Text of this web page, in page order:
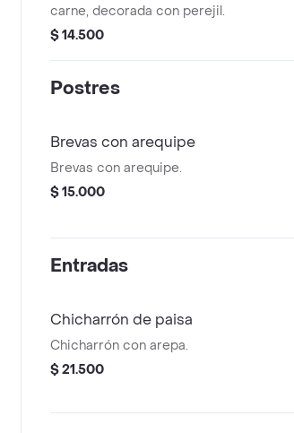
carne, decorada con perejil.
$ 14.500
Postres
Brevas con arequipe
Brevas con arequipe.
$ 15.000
Entradas
Chicharrón de paisa
Chicharrón con arepa.
$ 21.500